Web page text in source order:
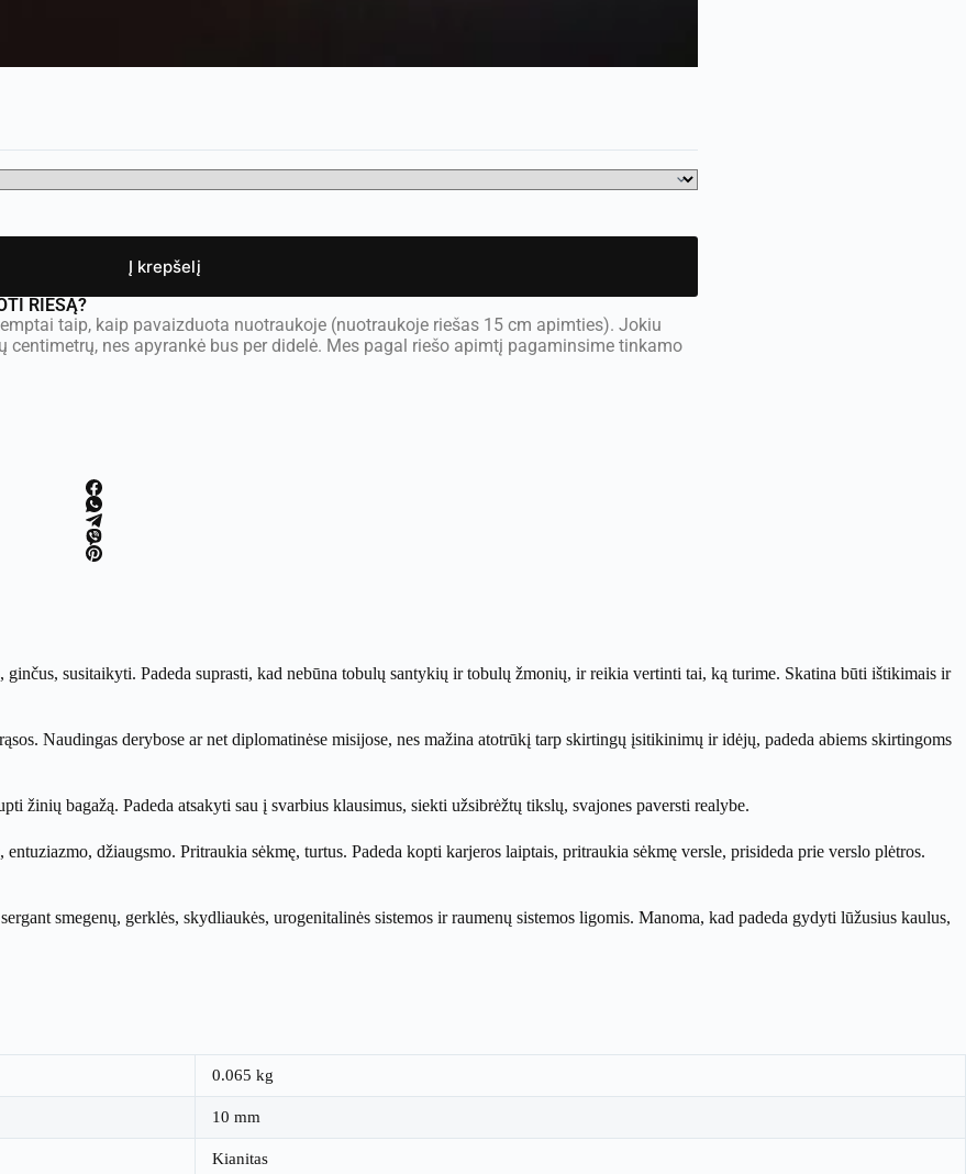
Į krepšelį
RIEŠĄ?
taip, kaip pavaizduota nuotraukoje (nuotraukoje riešas 15 cm apimties). Jokiu
centimetrų, nes apyrankė bus per didelė. Mes pagal riešo apimtį pagaminsime tinkamo
ginčus, susitaikyti. Padeda suprasti, kad nebūna tobulų santykių ir tobulų žmonių, ir reikia vertinti tai, ką turime. Skatina būti ištikimais ir
Naudingas derybose ar net diplomatinėse misijose, nes mažina atotrūkį tarp skirtingų įsitikinimų ir idėjų, padeda abiems skirtingoms
žinių bagažą. Padeda atsakyti sau į svarbius klausimus, siekti užsibrėžtų tikslų, svajones paversti realybe.
džiaugsmo. Pritraukia sėkmę, turtus. Padeda kopti karjeros laiptais, pritraukia sėkmę versle, prisideda prie verslo plėtros.
smegenų, gerklės, skydliaukės, urogenitalinės sistemos ir raumenų sistemos ligomis. Manoma, kad padeda gydyti lūžusius kaulus,
0.065 kg
10 mm
Kianitas